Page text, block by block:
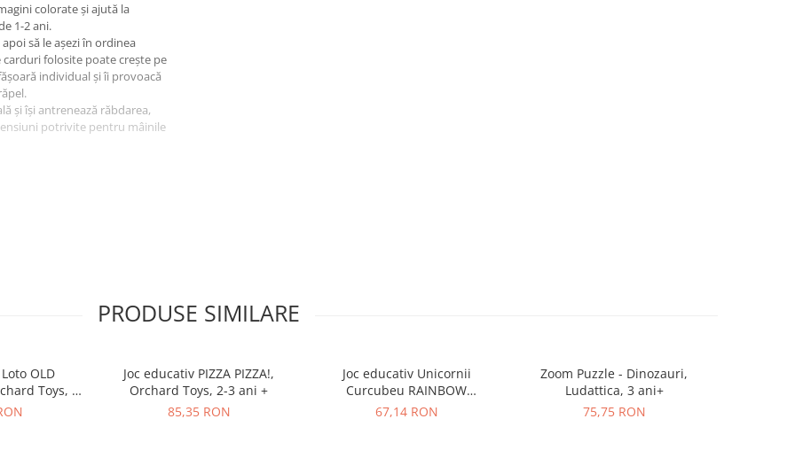
colorate și ajută la
1-2 ani.
să le așezi în ordinea
folosite poate crește pe
individual și îi provoacă
și își antrenează răbdarea,
potrivite pentru mâinile
PRODUSE SIMILARE
OLD
Toys, 2-
+
Joc educativ PIZZA PIZZA!,
Orchard Toys, 2-3 ani +
85,35 RON
Joc educativ Unicornii
Curcubeu RAINBOW
UNICORNS, Orchard Toys, 3 - 5
67,14 RON
Zoom Puzzle - Dinozauri,
Ludattica, 3 ani+
75,75 RON